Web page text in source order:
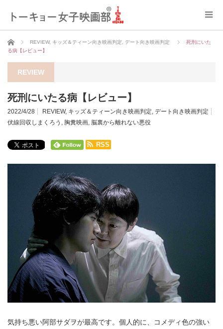
ホーム REVIEW, キッズ＆ティーン向き映画判定 デート向き映画判定
死刑にいた
る病【レビュー】
REVIEW
死刑にいたる病【レビュー】
2022/4/28 REVIEW, キッズ＆ティーン向き映画判定, デート向き映画判定
伏線回収しまくろう , 胸糞映画, 脳裏から離れない悪役
RSS
気持ち悪い阿部サダヲが最高です。個人的に、コメディ色の強い